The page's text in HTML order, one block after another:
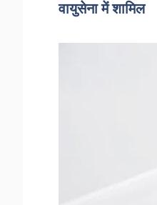
वायुसेना में शामिल